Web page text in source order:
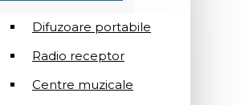
Difuzoare portabile
Radio receptor
Centre muzicale